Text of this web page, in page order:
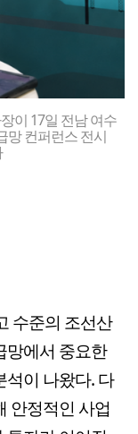
이 17일 전남 여수
망 컨퍼런스 전시
수준의 조선산
망에서 중요한
이 나왔다. 다
안정적인 사업